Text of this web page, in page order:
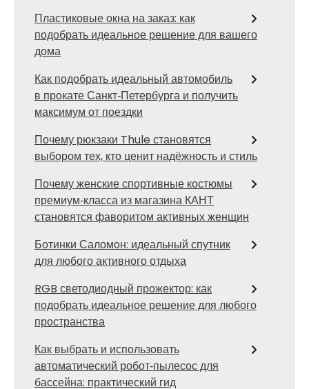
Пластиковые окна на заказ: как
подобрать идеальное решение для вашего
дома
Как подобрать идеальный автомобиль
в прокате Санкт‑Петербурга и получить
максимум от поездки
Почему рюкзаки Thule становятся
выбором тех, кто ценит надёжность и стиль
Почему женские спортивные костюмы
премиум‑класса из магазина КАНТ
становятся фаворитом активных женщин
Ботинки Саломон: идеальный спутник
для любого активного отдыха
RGB светодиодный прожектор: как
подобрать идеальное решение для любого
пространства
Как выбрать и использовать
автоматический робот‑пылесос для
бассейна: практический гид